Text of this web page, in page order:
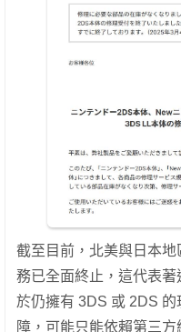
截至目前，北美與日本
務已全面終止，這代表
於仍擁有 3DS 或 2DS
障，可能只能依賴第三